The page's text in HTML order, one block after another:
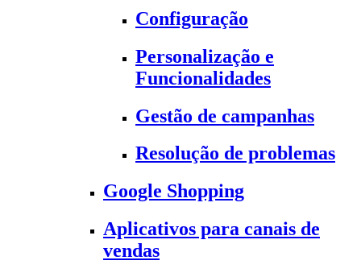
Configuração
Personalização e
Funcionalidades
Gestão de campanhas
Resolução de problemas
Google Shopping
Aplicativos para canais de
vendas